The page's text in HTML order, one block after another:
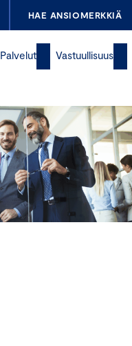
HAE ANSIOMERKKIÄ
Palvelut Vastuullisuus